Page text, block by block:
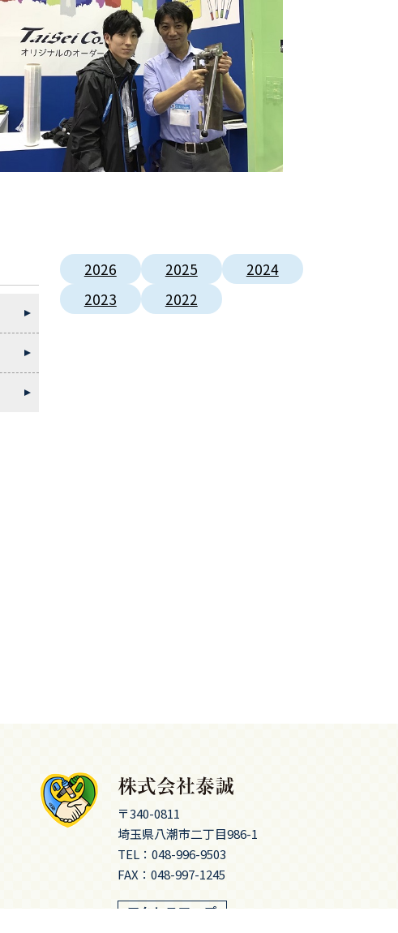
2026 2025
2024
2023
2022
〒340-0811
埼玉県八潮市二丁目986-1
TEL： 048-996-9503
FAX：048-997-1245
アクセスマップ